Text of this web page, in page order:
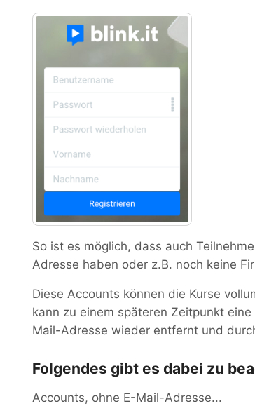
So ist es möglich, dass auch
Adresse haben oder z.B. noch keine
Diese Accounts können die Kurse
kann zu einem späteren Zeitpunkt
Mail-Adresse wieder entfernt und
Folgendes gibt es dabei zu
Accounts, ohne E-Mail-Adresse...